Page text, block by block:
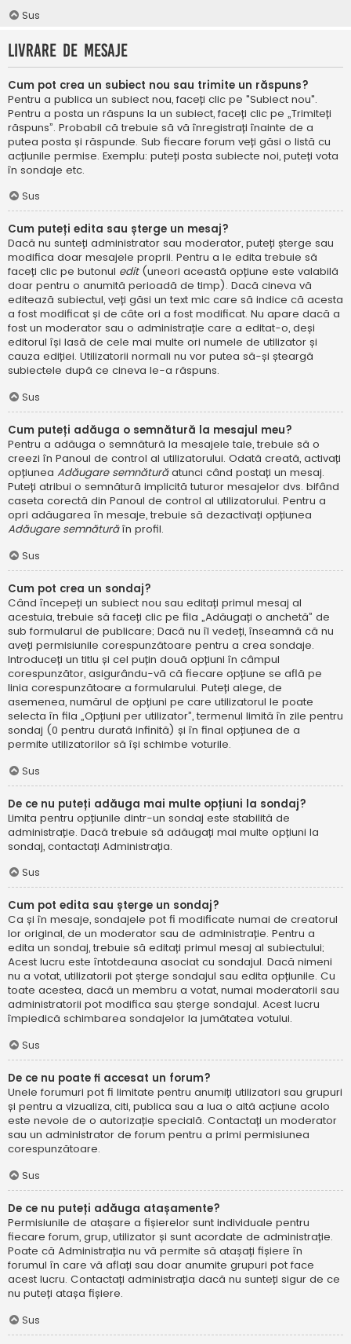
Sus
Livrare de mesaje
Cum pot crea un subiect nou sau trimite un răspuns?
Pentru a publica un subiect nou, faceți clic pe "Subiect nou".
Pentru a posta un răspuns la un subiect, faceți clic pe „Trimiteți
răspuns”. Probabil că trebuie să vă înregistrați înainte de a
putea posta și răspunde. Sub fiecare forum veți găsi o listă cu
acțiunile permise. Exemplu: puteți posta subiecte noi, puteți vota
în sondaje etc.
Sus
Cum puteți edita sau șterge un mesaj?
Dacă nu sunteți administrator sau moderator, puteți șterge sau
modifica doar mesajele proprii. Pentru a le edita trebuie să
faceți clic pe butonul edit (uneori această opțiune este valabilă
doar pentru o anumită perioadă de timp). Dacă cineva vă
editează subiectul, veți găsi un text mic care să indice că acesta
a fost modificat și de câte ori a fost modificat. Nu apare dacă a
fost un moderator sau o administrație care a editat-o, deși
editorul își lasă de cele mai multe ori numele de utilizator și
cauza ediției. Utilizatorii normali nu vor putea să-și șteargă
subiectele după ce cineva le-a răspuns.
Sus
Cum puteți adăuga o semnătură la mesajul meu?
Pentru a adăuga o semnătură la mesajele tale, trebuie să o
creezi în Panoul de control al utilizatorului. Odată creată, activați
opțiunea Adăugare semnăturăatunci când postați un mesaj.
Puteți atribui o semnătură implicită tuturor mesajelor dvs. bifând
caseta corectă din Panoul de control al utilizatorului. Pentru a
opri adăugarea în mesaje, trebuie să dezactivați opțiunea
Adăugare semnăturăîn profil.
Sus
Cum pot crea un sondaj?
Când începeți un subiect nou sau editați primul mesaj al
acestuia, trebuie să faceți clic pe fila „Adăugați o anchetă” de
sub formularul de publicare; Dacă nu îl vedeți, înseamnă că nu
aveți permisiunile corespunzătoare pentru a crea sondaje.
Introduceți un titlu și cel puțin două opțiuni în câmpul
corespunzător, asigurându-vă că fiecare opțiune se află pe
linia corespunzătoare a formularului. Puteți alege, de
asemenea, numărul de opțiuni pe care utilizatorul le poate
selecta în fila „Opțiuni per utilizator”, termenul limită în zile pentru
sondaj (0 pentru durată infinită) și în final opțiunea de a
permite utilizatorilor să își schimbe voturile.
Sus
De ce nu puteți adăuga mai multe opțiuni la sondaj?
Limita pentru opțiunile dintr-un sondaj este stabilită de
administrație. Dacă trebuie să adăugați mai multe opțiuni la
sondaj, contactați Administrația.
Sus
Cum pot edita sau șterge un sondaj?
Ca și în mesaje, sondajele pot fi modificate numai de creatorul
lor original, de un moderator sau de administrație. Pentru a
edita un sondaj, trebuie să editați primul mesaj al subiectului;
Acest lucru este întotdeauna asociat cu sondajul. Dacă nimeni
nu a votat, utilizatorii pot șterge sondajul sau edita opțiunile. Cu
toate acestea, dacă un membru a votat, numai moderatorii sau
administratorii pot modifica sau șterge sondajul. Acest lucru
împiedică schimbarea sondajelor la jumătatea votului.
Sus
De ce nu poate fi accesat un forum?
Unele forumuri pot fi limitate pentru anumiți utilizatori sau grupuri
și pentru a vizualiza, citi, publica sau a lua o altă acțiune acolo
este nevoie de o autorizație specială. Contactați un moderator
sau un administrator de forum pentru a primi permisiunea
corespunzătoare.
Sus
De ce nu puteți adăuga atașamente?
Permisiunile de atașare a fișierelor sunt individuale pentru
fiecare forum, grup, utilizator și sunt acordate de administrație.
Poate că Administrația nu vă permite să atașați fișiere în
forumul în care vă aflați sau doar anumite grupuri pot face
acest lucru. Contactați administrația dacă nu sunteți sigur de ce
nu puteți atașa fișiere.
Sus